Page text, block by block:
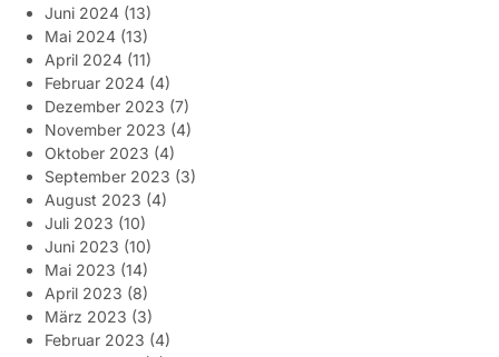
Juni 2024 (13)
Mai 2024 (13)
April 2024 (11)
Februar 2024 (4)
Dezember 2023 (7)
November 2023 (4)
Oktober 2023 (4)
September 2023 (3)
August 2023 (4)
Juli 2023 (10)
Juni 2023 (10)
Mai 2023 (14)
April 2023 (8)
März 2023 (3)
Februar 2023 (4)